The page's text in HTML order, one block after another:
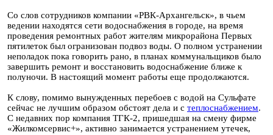
Со слов сотрудников компании «РВК-Архангельск», в чьем
ведении находятся сети водоснабжения в городе, на время
проведения ремонтных работ жителям микрорайона Первых
пятилеток был огранизован подвоз воды. О полном устранении
неполадок пока говорить рано, в планах коммунальщиков было
завершить ремонт и восстановить водоснабжение ближе к
полуночи. В настоящий момент работы еще продолжаются.
К слову, помимо вынужденных перебоев с водой на Сульфате
сейчас не лучшим образом обстоят дела и с теплоснабжением.
С недавних пор компания ТГК-2, пришедшая на смену фирме
«Жилкомсервис+», активно занимается устранением утечек,